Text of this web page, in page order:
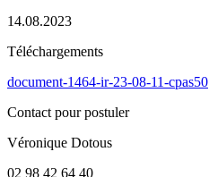
14.08.2023
Téléchargements
document-1464-ir-23-08-11-cpas50
Contact pour postuler
Véronique Dotous
02 98 42 64 40